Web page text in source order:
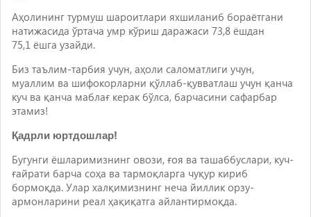
Аҳолининг турмуш шароитлари яхшиланиб бораётгани
натижасида ўртача умр кўриш даражаси 73,8 ёшдан
75,1 ёшга узайди.
Биз таълим-тарбия учун, аҳоли саломатлиги учун,
муаллим ва шифокорларни қўллаб-қувватлаш учун қанча
куч ва қанча маблағ керак бўлса, барчасини сафарбар
этамиз!
Қадрли юртдошлар!
Бугунги ёшларимизнинг овози, ғоя ва ташаббуслари, куч-
ғайрати барча соҳа ва тармоқларга чуқур кириб
бормоқда. Улар халқимизнинг неча йиллик орзу-
армонларини реал ҳақиқатга айлантирмоқда.